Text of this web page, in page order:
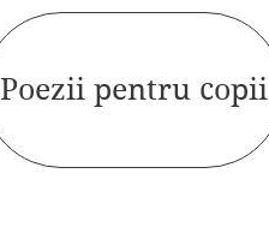
Poezii pentru copii